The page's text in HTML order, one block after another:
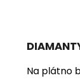
Na plátno